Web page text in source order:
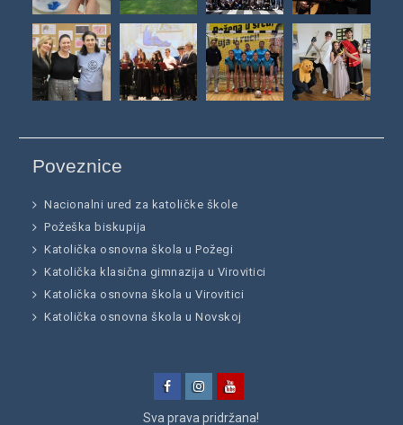
Poveznice
Nacionalni ured za katoličke škole
Požeška biskupija
Katolička osnovna škola u Požegi
Katolička klasična gimnazija u Virovitici
Katolička osnovna škola u Virovitici
Katolička osnovna škola u Novskoj
Sva prava pridržana!